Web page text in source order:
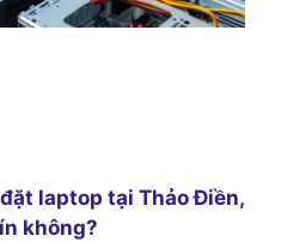
laptop tại Thảo Điền,
không?